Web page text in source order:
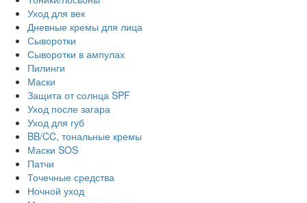
Уход для век
Дневные кремы для лица
Сыворотки
Сыворотки в ампулах
Пилинги
Маски
Защита от солнца SPF
Уход после загара
Уход для губ
BB/CC, тональные кремы
Маски SOS
Патчи
Точечные средства
Ночной уход